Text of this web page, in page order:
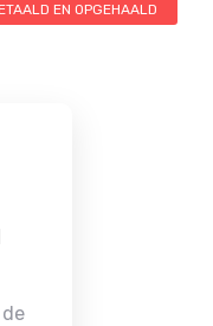
EN OPGEHAALD